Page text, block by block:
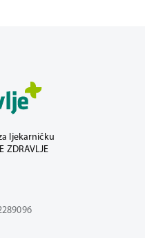
ljekarničku
ZDRAVLJE